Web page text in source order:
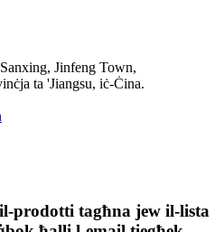
Jinfeng Town,
ta 'Jiangsu, iċ-Ċina.
prodotti tagħna jew il-lista